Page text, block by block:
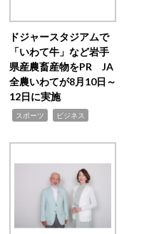
ドジャースタジアムで
「いわて牛」など岩手
県産農畜産物をPR JA
全農いわてが8月10日～
12日に実施
スポーツ ビジネス